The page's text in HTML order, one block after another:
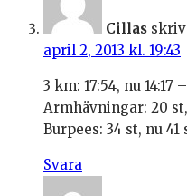
Cillas
april 2, 2013 kl. 19:43
3 km: 17:54, nu 14:17
Armhävningar: 20
Burpees: 34 st, nu 41
Svara